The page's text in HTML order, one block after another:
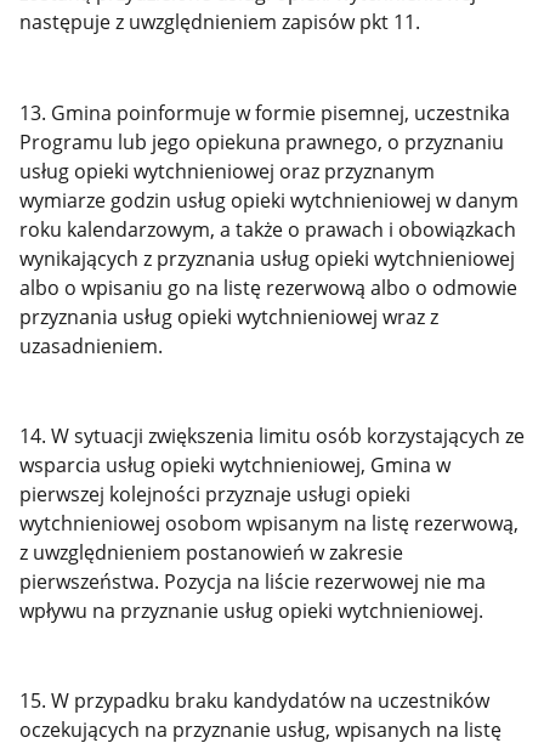
następuje z uwzględnieniem zapisów pkt 11.
13. Gmina poinformuje w formie pisemnej, uczestnika
Programu lub jego opiekuna prawnego, o przyznaniu
usług opieki wytchnieniowej oraz przyznanym
wymiarze godzin usług opieki wytchnieniowej w danym
roku kalendarzowym, a także o prawach i obowiązkach
wynikających z przyznania usług opieki wytchnieniowej
albo o wpisaniu go na listę rezerwową albo o odmowie
przyznania usług opieki wytchnieniowej wraz z
uzasadnieniem.
14. W sytuacji zwiększenia limitu osób korzystających ze
wsparcia usług opieki wytchnieniowej, Gmina w
pierwszej kolejności przyznaje usługi opieki
wytchnieniowej osobom wpisanym na listę rezerwową,
z uwzględnieniem postanowień w zakresie
pierwszeństwa. Pozycja na liście rezerwowej nie ma
wpływu na przyznanie usług opieki wytchnieniowej.
15. W przypadku braku kandydatów na uczestników
oczekujących na przyznanie usług, wpisanych na listę